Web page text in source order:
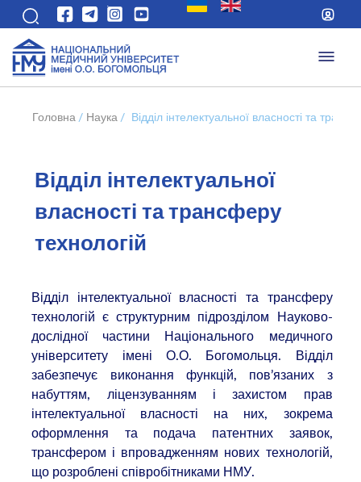
Головна / Наука / Відділ інтелектуальної власності та
Відділ інтелектуальної
власності та трансферу
технологій
Відділ інтелектуальної власності та трансферу
технологій є структурним підрозділом Науково-
дослідної частини Національного медичного
університету імені О.О. Богомольця. Відділ
забезпечує виконання функцій, пов’язаних з
набуттям, ліцензуванням і захистом прав
інтелектуальної власності на них, зокрема
оформлення та подача патентних заявок,
трансфером і впровадженням нових технологій,
що розроблені співробітниками НМУ.